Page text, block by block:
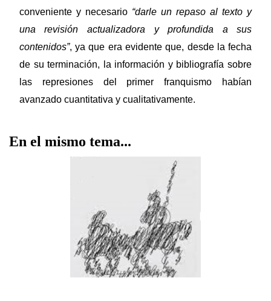
conveniente y necesario “darle un repaso al texto y
una revisión actualizadora y profundida a sus
contenidos”, ya que era evidente que, desde la fecha
de su terminación, la información y bibliografía sobre
las represiones del primer franquismo habían
avanzado cuantitativa y cualitativamente.
En el mismo tema...